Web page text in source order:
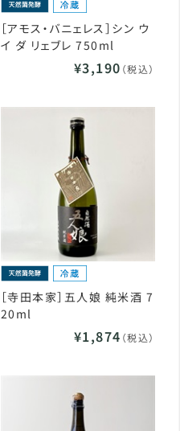
［アモス・バニェレス］シン ウ
イ ダ リェブレ 750ml
¥3,190 （税込）
［寺田本家］五人娘 純米酒 7
20ml
¥1,874 （税込）